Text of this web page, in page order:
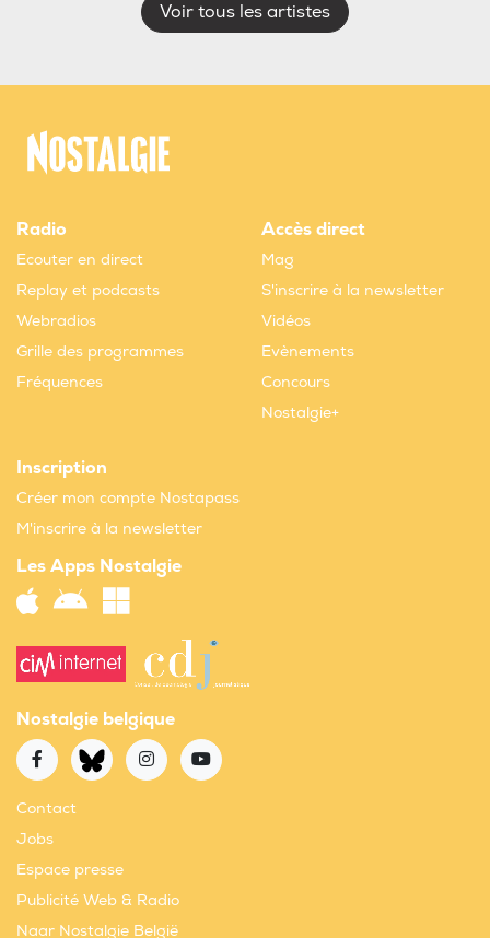
Voir tous les artistes
Radio
Ecouter en direct
Replay et podcasts
Webradios
Grille des programmes
Fréquences
Accès direct
Mag
S'inscrire à la newsletter
Vidéos
Evènements
Concours
Nostalgie+
Inscription
Créer mon compte Nostapass
M'inscrire à la newsletter
Les Apps Nostalgie
Nostalgie belgique
Contact
Jobs
Espace presse
Publicité Web & Radio
Naar Nostalgie België